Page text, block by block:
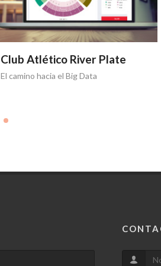
Club Atlético River Plate
El camino hacia el Big Data